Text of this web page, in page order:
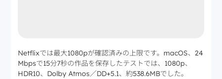
Netflixでは最大1080pが確認済みの上限です。macOS、24
Mbpsで15分7秒の作品を保存したテストでは、1080p、
HDR10、Dolby Atmos／DD+5.1、約538.6MBでした。